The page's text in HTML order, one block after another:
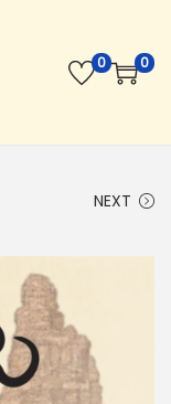
0 0
NEXT